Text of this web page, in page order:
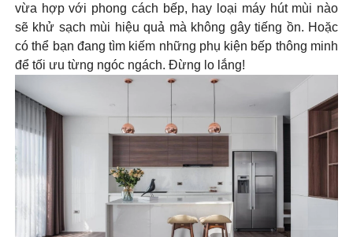
vừa hợp với phong cách bếp, hay loại máy hút mùi nào
sẽ khử sạch mùi hiệu quả mà không gây tiếng ồn. Hoặc
có thể bạn đang tìm kiếm những phụ kiện bếp thông minh
để tối ưu từng ngóc ngách. Đừng lo lắng!